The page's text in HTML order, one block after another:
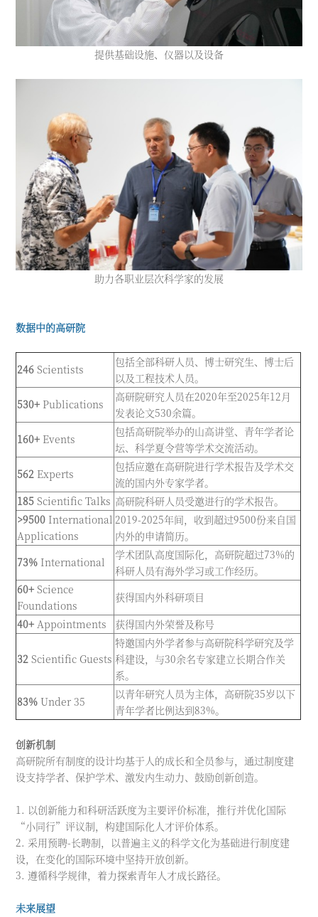
提供基础设施、仪器以及设备
助力各职业层次科学家的发展
数据中的高研院
246 Scientists
包括全部科研人员、博士研究生、博士后
以及工程技术人员。
530+ Publications
高研院研究人员在2020年至2025年12月
发表论文530余篇。
160+ Events
包括高研院举办的山高讲堂、青年学者论
坛、科学夏令营等学术交流活动。
562 Experts
包括应邀在高研院进行学术报告及学术交
流的国内外专家学者。
185 Scientific Talks 高研院科研人员受邀进行的学术报告。
>9500 International
Applications
2019-2025年间，收到超过9500份来自国
内外的申请简历。
73% International
学术团队高度国际化，高研院超过73%的
科研人员有海外学习或工作经历。
60+ Science
Foundations
获得国内外科研项目
40+ Appointments 获得国内外荣誉及称号
32 Scientific Guests
特邀国内外学者参与高研院科学研究及学
科建设，与30余名专家建立长期合作关
系。
83% Under 35
以青年研究人员为主体，高研院35岁以下
青年学者比例达到83%。
创新机制
高研院所有制度的设计均基于人的成长和全员参与，通过制度建
设支持学者、保护学术、激发内生动力、鼓励创新创造。
1. 以创新能力和科研活跃度为主要评价标准，推行并优化国际
“小同行”评议制，构建国际化人才评价体系。
2. 采用预聘-长聘制，以普遍主义的科学文化为基础进行制度建
设，在变化的国际环境中坚持开放创新。
3. 遵循科学规律，着力探索青年人才成长路径。
未来展望